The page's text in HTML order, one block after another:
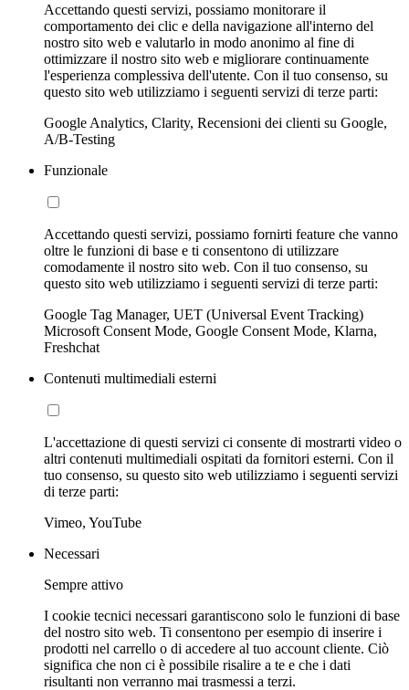
Accettando questi servizi, possiamo monitorare il
comportamento dei clic e della navigazione all'interno del
nostro sito web e valutarlo in modo anonimo al fine di
ottimizzare il nostro sito web e migliorare continuamente
l'esperienza complessiva dell'utente. Con il tuo consenso, su
questo sito web utilizziamo i seguenti servizi di terze parti:
Google Analytics, Clarity, Recensioni dei clienti su Google,
A/B-Testing
Funzionale
Accettando questi servizi, possiamo fornirti feature che vanno
oltre le funzioni di base e ti consentono di utilizzare
comodamente il nostro sito web. Con il tuo consenso, su
questo sito web utilizziamo i seguenti servizi di terze parti:
Google Tag Manager, UET (Universal Event Tracking)
Microsoft Consent Mode, Google Consent Mode, Klarna,
Freshchat
Contenuti multimediali esterni
L'accettazione di questi servizi ci consente di mostrarti video o
altri contenuti multimediali ospitati da fornitori esterni. Con il
tuo consenso, su questo sito web utilizziamo i seguenti servizi
di terze parti:
Vimeo, YouTube
Necessari
Sempre attivo
I cookie tecnici necessari garantiscono solo le funzioni di base
del nostro sito web. Ti consentono per esempio di inserire i
prodotti nel carrello o di accedere al tuo account cliente. Ciò
significa che non ci è possibile risalire a te e che i dati
risultanti non verranno mai trasmessi a terzi.